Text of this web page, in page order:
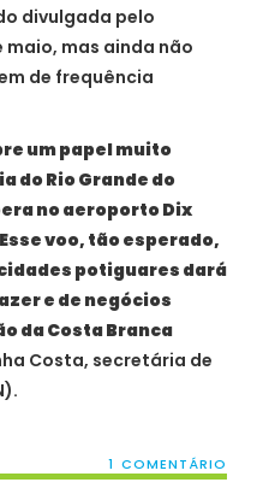
divulgada pelo
mas ainda não
de frequência
um papel muito
do Rio Grande do
no aeroporto Dix
voo, tão esperado,
potiguares dará
e de negócios
da Costa Branca
Costa, secretária de
1 COMENTÁRIO